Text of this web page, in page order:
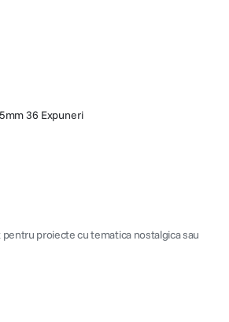
36 Expuneri
proiecte cu tematica nostalgica sau